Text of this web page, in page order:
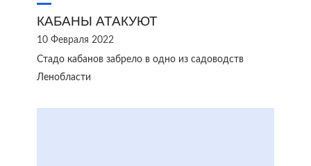
КАБАНЫ АТАКУЮТ
10 Февраля 2022
Стадо кабанов забрело в одно из садоводств
Ленобласти